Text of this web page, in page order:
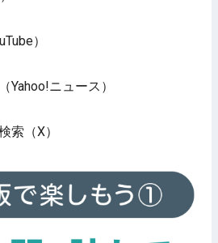
）
Yahoo!ニュース）
索（X）